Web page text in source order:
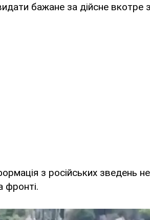
бажане за дійсне вкотре
з російських зведень
фронті.